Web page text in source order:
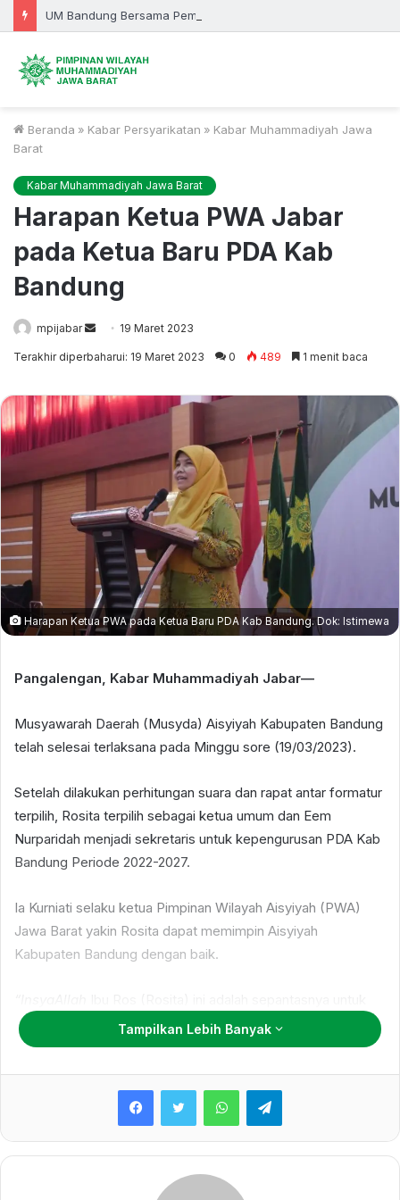
Beranda » Kabar Persyarikatan » Kabar Muhammadiyah Jawa
Barat
Kabar Muhammadiyah Jawa Barat
Harapan Ketua PWA Jabar
pada Ketua Baru PDA Kab
Bandung
mpijabar
Send19 Maret 2023
Terakhir diperbaharui: 19 Maret 2023 0 489 1 menit baca
Harapan Ketua PWA pada Ketua Baru PDA Kab Bandung. Dok: Istimewa
Pangalengan, Kabar Muhammadiyah Jabar—
Musyawarah Daerah (Musyda) Aisyiyah Kabupaten Bandung
telah selesai terlaksana pada Minggu sore (19/03/2023).
Setelah dilakukan perhitungan suara dan rapat antar formatur
terpilih, Rosita terpilih sebagai ketua umum dan Eem
Nurparidah menjadi sekretaris untuk kepengurusan PDA Kab
Bandung Periode 2022-2027.
Ia Kurniati selaku ketua Pimpinan Wilayah Aisyiyah (PWA)
Jawa Barat yakin Rosita dapat memimpin Aisyiyah
Kabupaten Bandung dengan baik.
menjadi ketua karena terbukti ibu Ros mendapatkan suara
terbanyak,” pujinya.
Menurut Ia, Rosita yang sudah malang melintang di Cabang
Aisyiyah menjadikannya kompeten untuk memegang jabatan
sebagai ketua.
“Ibu Ros memiliki pengalaman berorganisasi memimpin
Tampilkan Lebih Banyak
WhatsAppTelegram